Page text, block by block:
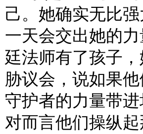
己。她确实无比
一天会交出她的
廷法师有了孩子
胁议会，说如果
守护者的力量带
对而言他们操纵